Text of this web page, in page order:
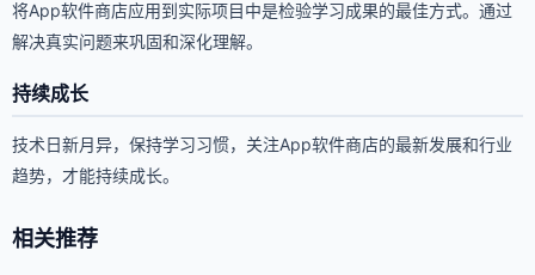
将App软件商店应用到实际项目中是检验学习成果的最佳方式。通过
解决真实问题来巩固和深化理解。
持续成长
技术日新月异，保持学习习惯，关注App软件商店的最新发展和行业
趋势，才能持续成长。
相关推荐